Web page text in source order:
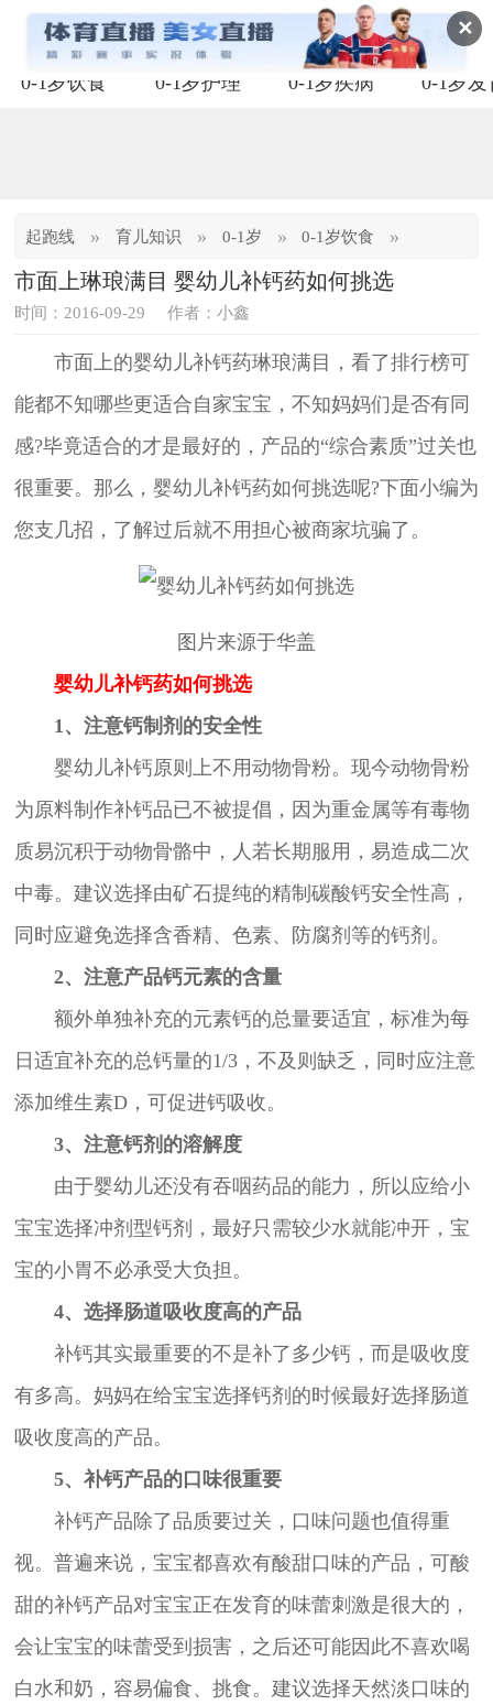
✕
0-1岁饮食 0-1岁护理 0-1岁疾病 0-1岁发
起跑线 » 育儿知识 » 0-1岁 » 0-1岁饮食 »
市面上琳琅满目 婴幼儿补钙药如何挑选
时间：2016-09-29 作者：小鑫
市面上的婴幼儿补钙药琳琅满目，看了排行榜可
能都不知哪些更适合自家宝宝，不知妈妈们是否有同
感?毕竟适合的才是最好的，产品的“综合素质”过关也
很重要。那么，婴幼儿补钙药如何挑选呢?下面小编为
您支几招，了解过后就不用担心被商家坑骗了。
图片来源于华盖
婴幼儿补钙药如何挑选
1、注意钙制剂的安全性
婴幼儿补钙原则上不用动物骨粉。现今动物骨粉
为原料制作补钙品已不被提倡，因为重金属等有毒物
质易沉积于动物骨骼中，人若长期服用，易造成二次
中毒。建议选择由矿石提纯的精制碳酸钙安全性高，
同时应避免选择含香精、色素、防腐剂等的钙剂。
2、注意产品钙元素的含量
额外单独补充的元素钙的总量要适宜，标准为每
日适宜补充的总钙量的1/3，不及则缺乏，同时应注意
添加维生素D，可促进钙吸收。
3、注意钙剂的溶解度
由于婴幼儿还没有吞咽药品的能力，所以应给小
宝宝选择冲剂型钙剂，最好只需较少水就能冲开，宝
宝的小胃不必承受大负担。
4、选择肠道吸收度高的产品
补钙其实最重要的不是补了多少钙，而是吸收度
有多高。妈妈在给宝宝选择钙剂的时候最好选择肠道
吸收度高的产品。
5、补钙产品的口味很重要
补钙产品除了品质要过关，口味问题也值得重
视。普遍来说，宝宝都喜欢有酸甜口味的产品，可酸
甜的补钙产品对宝宝正在发育的味蕾刺激是很大的，
会让宝宝的味蕾受到损害，之后还可能因此不喜欢喝
白水和奶，容易偏食、挑食。建议选择天然淡口味的